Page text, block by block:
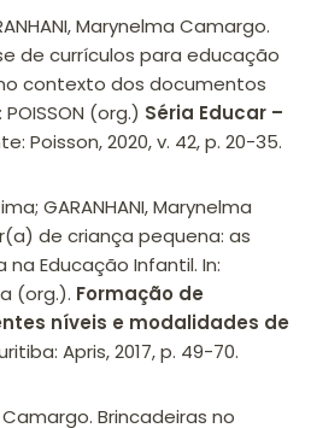
Marynelma Camargo.
de currículos para educação
contexto dos documentos
(org.) Séria Educar –
Poisson, 2020, v. 42, p. 20-35.
GARANHANI, Marynelma
de criança pequena: as
Educação Infantil. In:
(org.). Formação de
níveis e modalidades de
Apris, 2017, p. 49-70.
Camargo. Brincadeiras no